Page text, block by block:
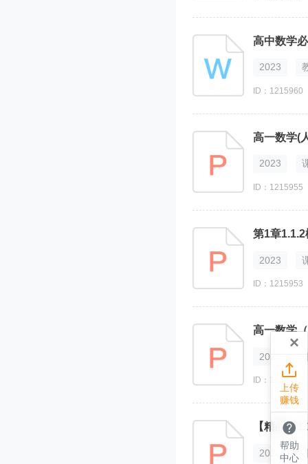
高中数学
2023
ID：1215960
2023
ID：1215955
第1章
2023
ID：1215953
2023
ID：1215952
【精品】
2023
×

上传
赚钱

帮助
中心